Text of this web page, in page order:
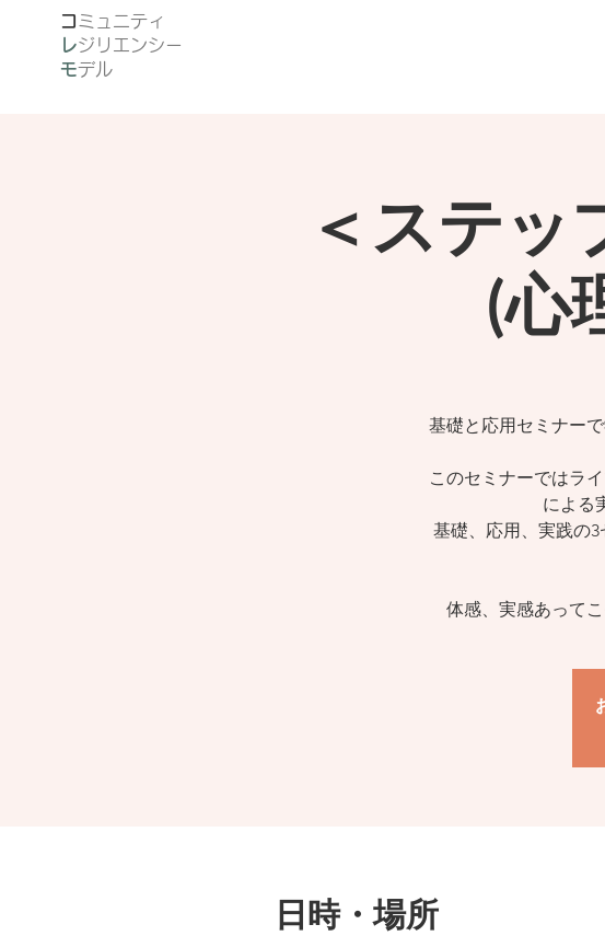
​ ミュニティ
レジリエンシー
モデル
＜ステッ
(心
基礎と応用セミナー
このセミナーではラ
による
基礎、応用、実践の
体感、実感あって
日時・場所